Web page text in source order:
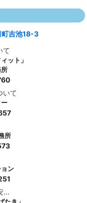
町吉池18-3
て
ット」
いて
所
ン
...